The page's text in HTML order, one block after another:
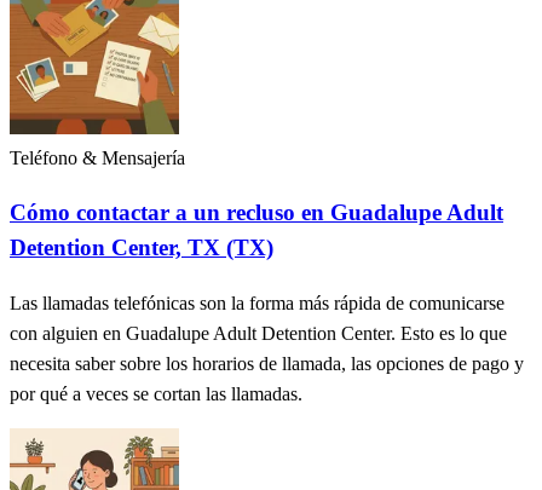
Teléfono & Mensajería
Cómo contactar a un recluso en Guadalupe Adult
Detention Center, TX (TX)
Las llamadas telefónicas son la forma más rápida de comunicarse
con alguien en Guadalupe Adult Detention Center. Esto es lo que
necesita saber sobre los horarios de llamada, las opciones de pago y
por qué a veces se cortan las llamadas.